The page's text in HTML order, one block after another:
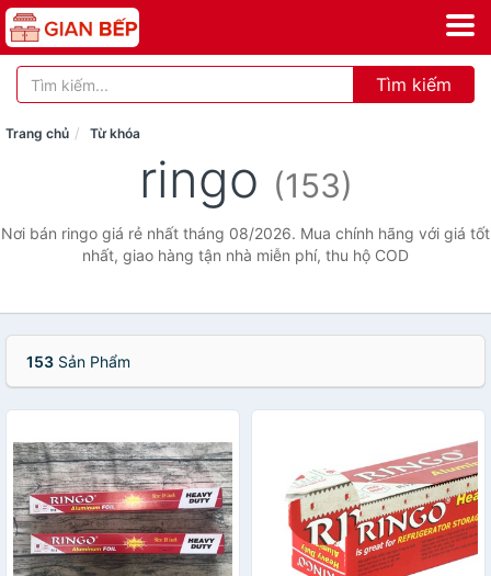
Tìm kiếm
Trang chủ Từ khóa
ringo (153)
Nơi bán ringo giá rẻ nhất tháng 08/2026. Mua chính hãng với giá tốt
nhất, giao hàng tận nhà miễn phí, thu hộ COD
153 Sản Phẩm